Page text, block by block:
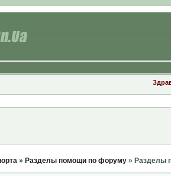
» Разделы помощи по форуму» Разделы